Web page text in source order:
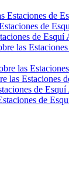
Estaciones de
de
de
las
las
las Estaciones
de
de